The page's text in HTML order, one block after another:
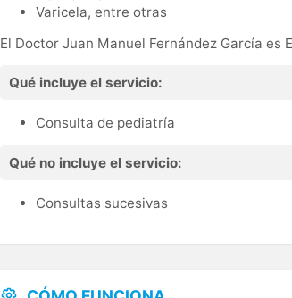
Varicela, entre otras
El Doctor Juan Manuel Fernández García es
Qué incluye el servicio:
Consulta de pediatría
Qué no incluye el servicio:
Consultas sucesivas